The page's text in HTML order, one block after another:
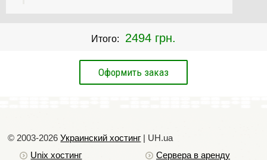
Итого: 2494 грн.
© 2003-2026Украинский хостинг | UH.ua
Unix хостинг
Сервера в аренду